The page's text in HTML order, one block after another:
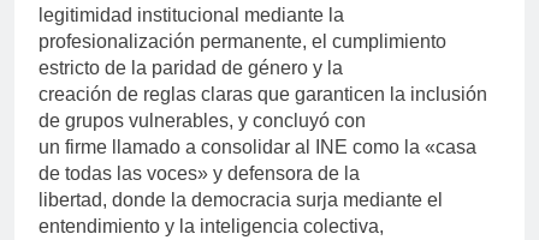
legitimidad institucional mediante la
profesionalización permanente, el cumplimiento
estricto de la paridad de género y la
creación de reglas claras que garanticen la inclusión
de grupos vulnerables, y concluyó con
un firme llamado a consolidar al INE como la «casa
de todas las voces» y defensora de la
libertad, donde la democracia surja mediante el
entendimiento y la inteligencia colectiva,